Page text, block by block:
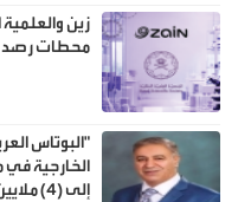
زين
محطات رصد
"البوتاس
الخارجية
إلى (4) ملايين دينار